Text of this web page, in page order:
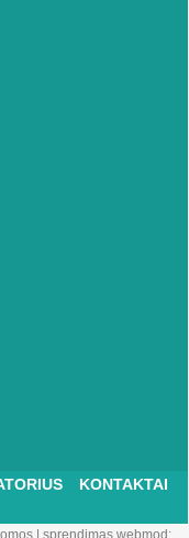
KONTAKTAI
| sprendimas webmod: